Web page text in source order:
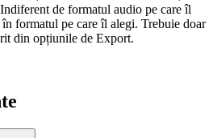
de formatul audio pe care îl
formatul pe care îl alegi. Trebuie doar
din opțiunile de Export.